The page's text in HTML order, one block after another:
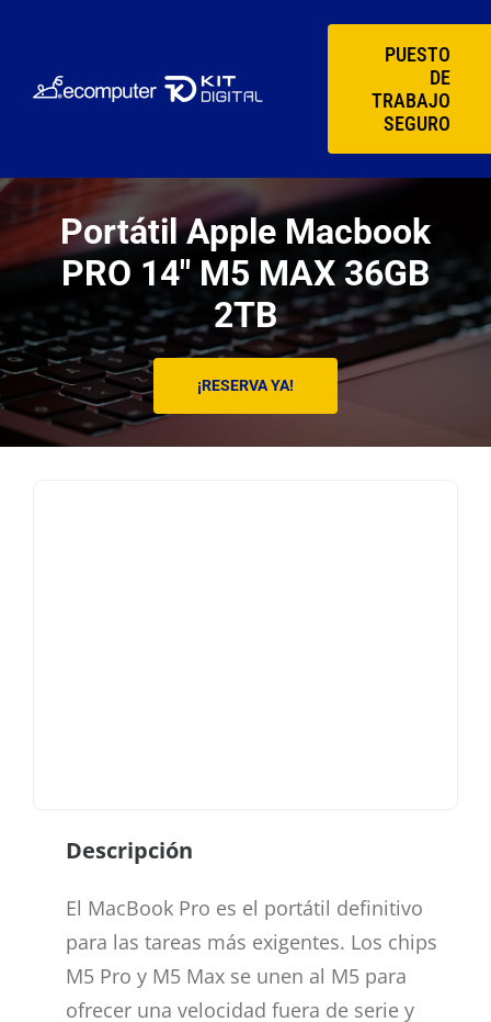
contenido
PUESTO
DE
TRABAJO
SEGURO
Portátil Apple Macbook
PRO 14″ M5 MAX 36GB
2TB
¡RESERVA YA!
Descripción
El MacBook Pro es el portátil definitivo
para las tareas más exigentes. Los chips
M5 Pro y M5 Max se unen al M5 para
ofrecer una velocidad fuera de serie y